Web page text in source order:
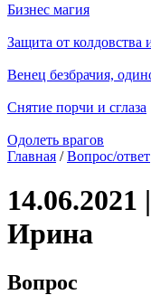
Бизнес магия
Защита от колдовства
Венец безбрачия,
Снятие порчи и сглаза
Одолеть врагов
Главная /Вопрос/ответ
Ирина
Вопрос